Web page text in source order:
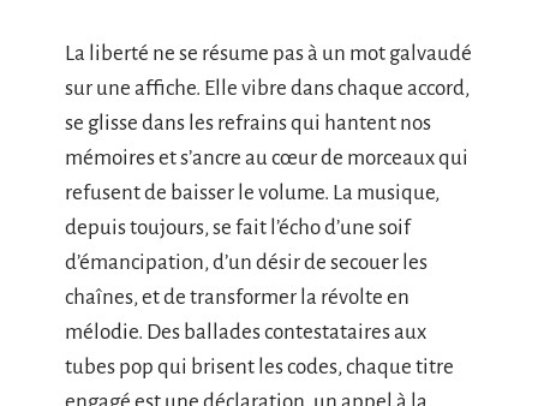
La liberté ne se résume pas à un mot galvaudé
sur une affiche. Elle vibre dans chaque accord,
se glisse dans les refrains qui hantent nos
mémoires et s’ancre au cœur de morceaux qui
refusent de baisser le volume. La musique,
depuis toujours, se fait l’écho d’une soif
d’émancipation, d’un désir de secouer les
chaînes, et de transformer la révolte en
mélodie. Des ballades contestataires aux
tubes pop qui brisent les codes, chaque titre